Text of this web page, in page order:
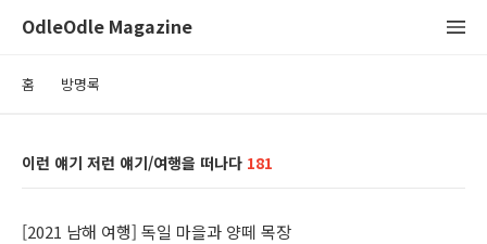
OdleOdle Magazine
홈 방명록
이런 얘기 저런 얘기/여행을 떠나다 181
[2021 남해 여행] 독일 마을과 양떼 목장